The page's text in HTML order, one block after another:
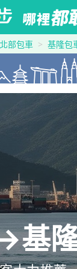
北部包車 基隆包
基